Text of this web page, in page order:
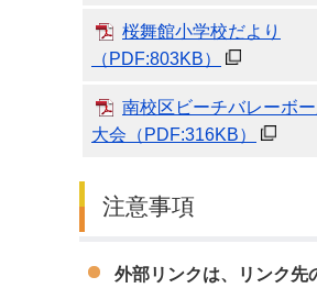
桜舞館小学校だより
（PDF:803KB）
南校区ビーチバレーボ
大会 （PDF:316KB）
注意事項
外部リンクは、リンク先